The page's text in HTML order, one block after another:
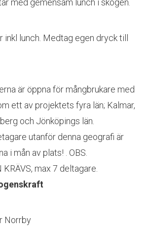
med gemensam lunch i skogen.
inkl lunch. Medtag egen dryck till
är öppna för mångbrukare med
ett av projektets fyra län; Kalmar,
och Jönköpings län.
utanför denna geografi är
i mån av plats! . OBS.
KRÄVS, max 7 deltagare.
Norrby